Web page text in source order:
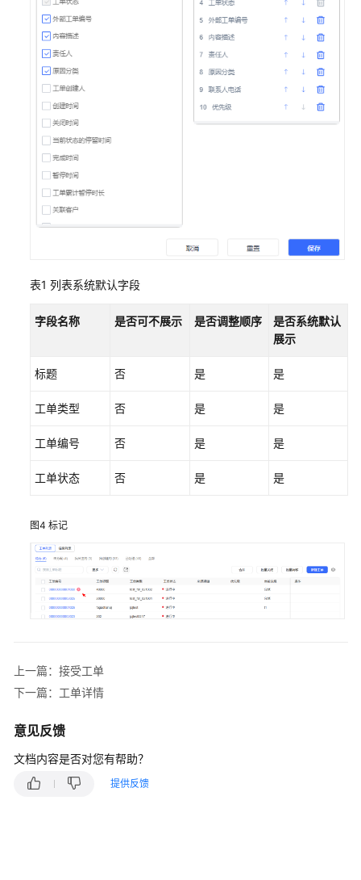
心
服
务
配
置
移
动
置
道
机
人
配
置
IVR
析
呼
险
监
表1 列表系统默认字段
字段名称 是否可不展示 是否调整顺序
是否系统默认
展示
标题 否 是 是
工单类型 否 是 是
工单编号 否 是 是
工单状态 否 是 是
图4 标记
上一篇：接受工单
下一篇：工单详情
意见反馈
文档内容是否对您有帮助？
提供反馈